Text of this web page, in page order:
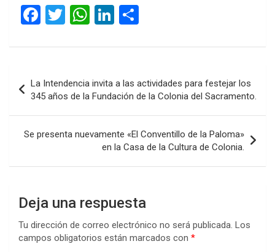
F
ce
o
o
k
T
tt
W
at
A
p
p
Li
ke
n
m
ar
tir
de
entradas
La Intendencia invita a las actividades para festejar los
345 años de la Fundación de la Colonia del Sacramento.
Se presenta nuevamente «El Conventillo de la Paloma»
en la Casa de la Cultura de Colonia.
Deja una respuesta
Tu dirección de correo electrónico no será publicada. Los
campos obligatorios están marcados con *